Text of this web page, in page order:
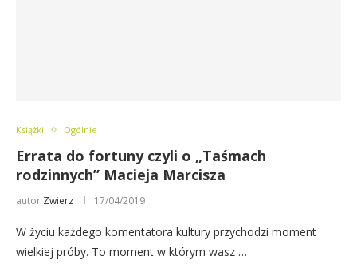
Książki Ogólnie
Errata do fortuny czyli o „Taśmach
rodzinnych” Macieja Marcisza
autor Zwierz 17/04/2019
W życiu każdego komentatora kultury przychodzi moment
wielkiej próby. To moment w którym wasz …